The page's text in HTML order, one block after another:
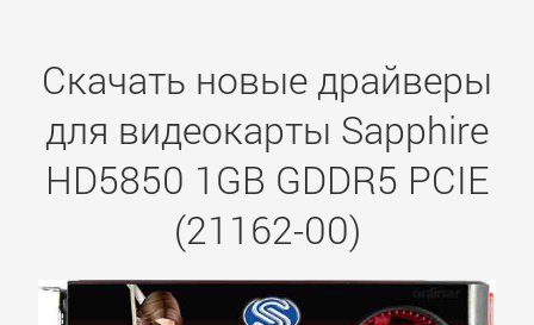
Скачать новые драйверы
для видеокарты Sapphire
HD5850 1GB GDDR5 PCIE
(21162-00)